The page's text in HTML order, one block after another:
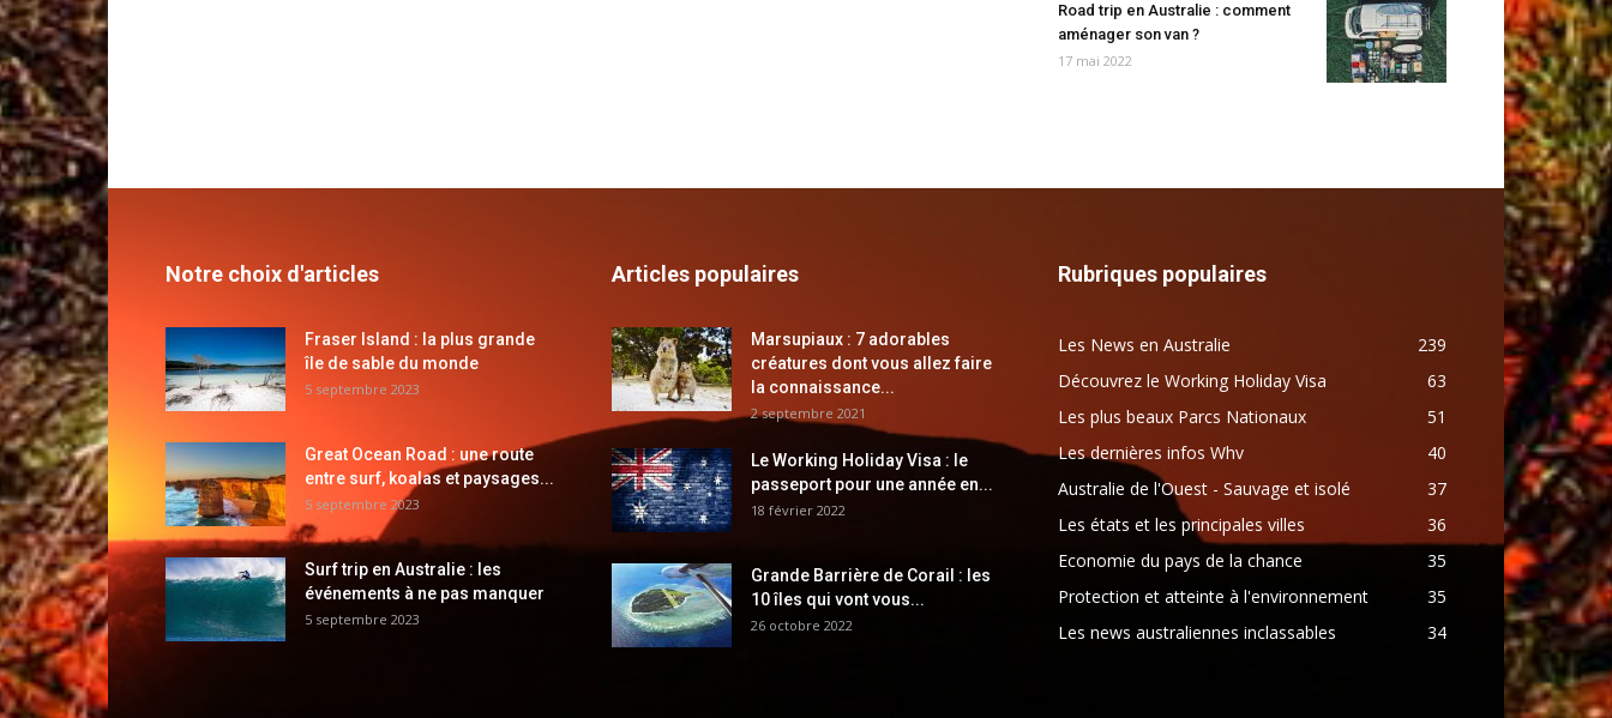
Road trip en Australie : comment
aménager son van ?
17 mai 2022
Notre choix d'articles
Fraser Island : la plus grande
île de sable du monde
5 septembre 2023
Great Ocean Road : une route
entre surf, koalas et paysages...
5 septembre 2023
Surf trip en Australie : les
événements à ne pas manquer
5 septembre 2023
Articles populaires
Marsupiaux : 7 adorables
créatures dont vous allez faire
la connaissance...
2 septembre 2021
Le Working Holiday Visa : le
passeport pour une année en...
18 février 2022
Grande Barrière de Corail : les
10 îles qui vont vous...
26 octobre 2022
Rubriques populaires
Les News en Australie
239
Découvrez le Working Holiday Visa
63
Les plus beaux Parcs Nationaux
51
Les dernières infos Whv
40
Australie de l'Ouest - Sauvage et isolé
37
Les états et les principales villes
36
Economie du pays de la chance
35
Protection et atteinte à l'environnement
35
Les news australiennes inclassables
34